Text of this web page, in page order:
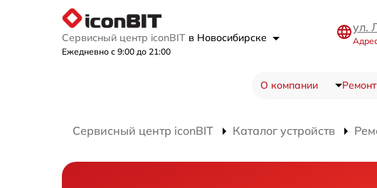
Сервисный центр iconBIT в Новосибирске
Ежедневно с 9:00 до 21:00
ул.
О компании
Сервисный центр iconBIT Каталог устройств